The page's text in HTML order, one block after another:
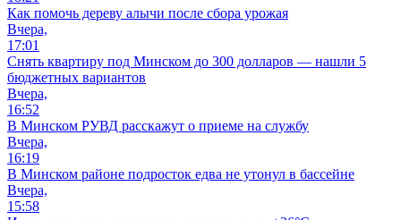
Как помочь дереву алычи после сбора урожая
Вчера,
17:01
Снять квартиру под Минском до 300 долларов — нашли 5
бюджетных вариантов
Вчера,
16:52
В Минском РУВД расскажут о приеме на службу
Вчера,
16:19
В Минском районе подросток едва не утонул в бассейне
Вчера,
15:58